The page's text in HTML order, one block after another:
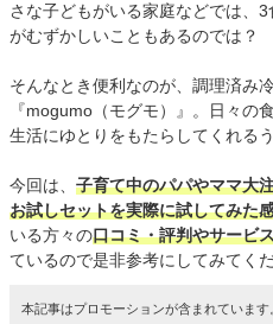
さな子どもがいる家庭などでは、
がむずかしいこともあるのでは？
そんなとき便利なのが、調理済み
『mogumo（モグモ）』。日々の
生活にゆとりをもたらしてくれる
今回は、 子育て中のパパやママ大
お試しセットを実際に試してみた
いる方々の口コミ・評判やサービ
ているので是非参考にしてみてくだ
本記事はプロモーションが含まれていま